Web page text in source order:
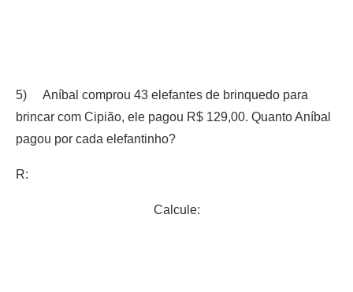
5) Aníbal comprou 43 elefantes de brinquedo para
brincar com Cipião, ele pagou R$ 129,00. Quanto Aníbal
pagou por cada elefantinho?
R:
Calcule: